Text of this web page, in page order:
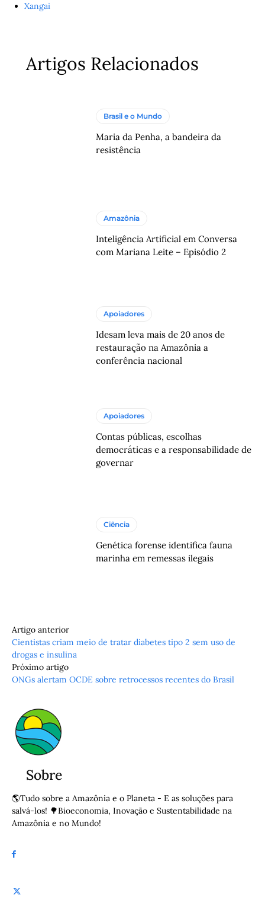
Xangai
Artigos Relacionados
Brasil e o Mundo
Maria da Penha, a bandeira da
resistência
Amazônia
Inteligência Artificial em Conversa
com Mariana Leite – Episódio 2
Apoiadores
Idesam leva mais de 20 anos de
restauração na Amazônia a
conferência nacional
Apoiadores
Contas públicas, escolhas
democráticas e a responsabilidade de
governar
Ciência
Genética forense identifica fauna
marinha em remessas ilegais
Artigo anterior
Cientistas criam meio de tratar diabetes tipo 2 sem uso de
drogas e insulina
Próximo artigo
ONGs alertam OCDE sobre retrocessos recentes do Brasil
Sobre
🌎Tudo sobre a Amazônia e o Planeta - E as soluções para
salvá-los! 🌳Bioeconomia, Inovação e Sustentabilidade na
Amazônia e no Mundo!